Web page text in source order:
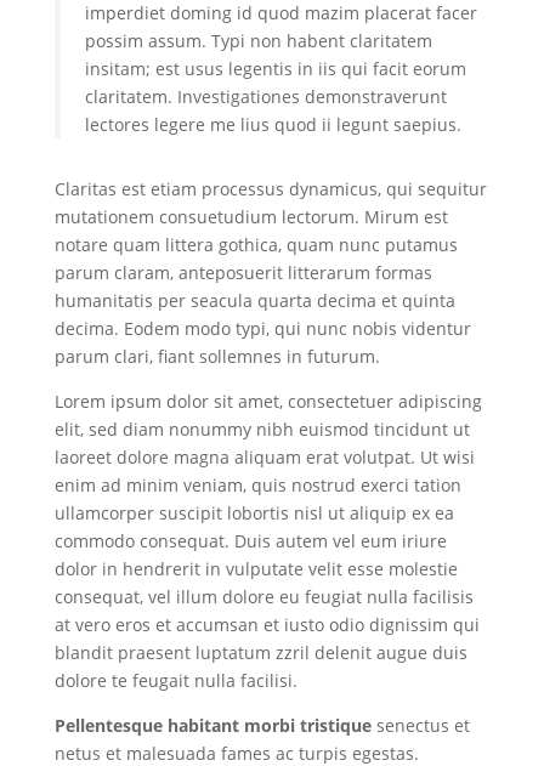
imperdiet doming id quod mazim placerat facer
possim assum. Typi non habent claritatem
insitam; est usus legentis in iis qui facit eorum
claritatem. Investigationes demonstraverunt
lectores legere me lius quod ii legunt saepius.
Claritas est etiam processus dynamicus, qui sequitur
mutationem consuetudium lectorum. Mirum est
notare quam littera gothica, quam nunc putamus
parum claram, anteposuerit litterarum formas
humanitatis per seacula quarta decima et quinta
decima. Eodem modo typi, qui nunc nobis videntur
parum clari, fiant sollemnes in futurum.
Lorem ipsum dolor sit amet, consectetuer adipiscing
elit, sed diam nonummy nibh euismod tincidunt ut
laoreet dolore magna aliquam erat volutpat. Ut wisi
enim ad minim veniam, quis nostrud exerci tation
ullamcorper suscipit lobortis nisl ut aliquip ex ea
commodo consequat. Duis autem vel eum iriure
dolor in hendrerit in vulputate velit esse molestie
consequat, vel illum dolore eu feugiat nulla facilisis
at vero eros et accumsan et iusto odio dignissim qui
blandit praesent luptatum zzril delenit augue duis
dolore te feugait nulla facilisi.
Pellentesque habitant morbi tristiquesenectus et
netus et malesuada fames ac turpis egestas.